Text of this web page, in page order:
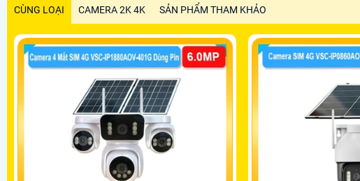
CÙNG LOẠI CAMERA 2K 4K SẢN PHẨM THAM KHẢO